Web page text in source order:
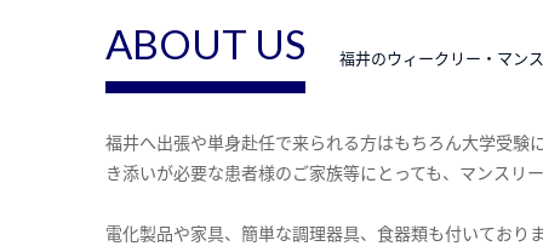
ABOUT US 福井のウィークリー・マン
福井へ出張や単身赴任で来られる方はもちろん大学受験
き添いが必要な患者様のご家族等にとっても、マンスリ
電化製品や家具、簡単な調理器具、食器類も付いており